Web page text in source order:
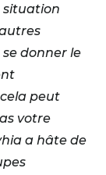
situation
donner le
peut
votre
a hâte de